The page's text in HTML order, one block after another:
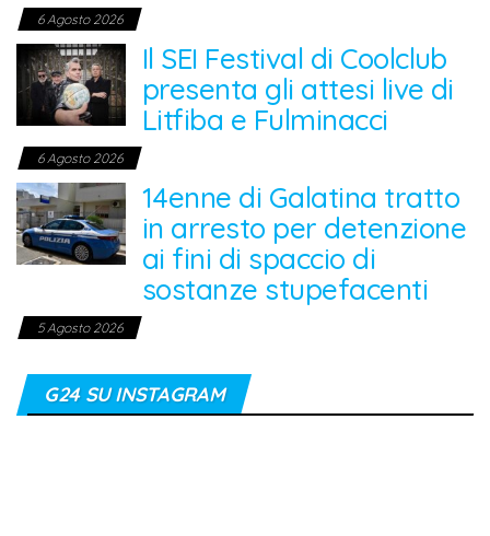
6 Agosto 2026
Il SEI Festival di Coolclub
presenta gli attesi live di
Litfiba e Fulminacci
6 Agosto 2026
14enne di Galatina tratto
in arresto per detenzione
ai fini di spaccio di
sostanze stupefacenti
5 Agosto 2026
G24 SU INSTAGRAM